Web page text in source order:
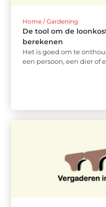
Home / Gardening
De tool om de
berekenen
Het is goed om te
een persoon, een dier of